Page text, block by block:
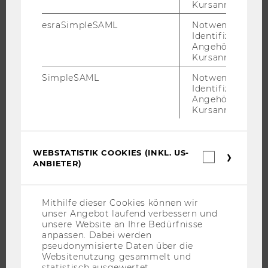
BACHELOR
EXECUTIVE EDUCATION
BEWERBUNG UND ZULASSUNG
INTERNATIONALE UND INCOMING EXCHANGE STUDIERENDE
STUDENT CLUBS
FORSCHUNG
FORSCHUNGSPORTAL
FORSCHENDE
IMPACT DER FORSCHUNG
Kursanmeldung.
esraSimpleSAML
Notwendig zur
Identifizierung
Angehörige/r für
Kursanmeldung.
SimpleSAML
Notwendig zur
Identifizierung
Angehörige/r für
Kursanmeldung.
WEBSTATISTIK COOKIES (INKL. US-
ANBIETER)
Mithilfe dieser Cookies können wir
unser Angebot laufend verbessern und
unsere Website an Ihre Bedürfnisse
anpassen. Dabei werden
pseudonymisierte Daten über die
Websitenutzung gesammelt und